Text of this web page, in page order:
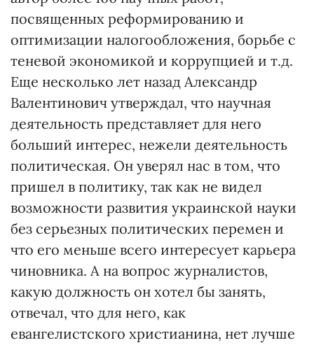
посвященных реформированию и
оптимизации налогообложения, борьбе с
теневой экономикой и коррупцией и т.д.
Еще несколько лет назад Александр
Валентинович утверждал, что научная
деятельность представляет для него
больший интерес, нежели деятельность
политическая. Он уверял нас в том, что
пришел в политику, так как не видел
возможности развития украинской науки
без серьезных политических перемен и
что его меньше всего интересует карьера
чиновника. А на вопрос журналистов,
какую должность он хотел бы занять,
отвечал, что для него, как
евангелистского христианина, нет лучше